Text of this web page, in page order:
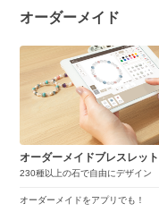
オーダーメイド
オーダーメイドブレスレット
230種以上の石で自由にデザイン
オーダーメイドをアプリでも！